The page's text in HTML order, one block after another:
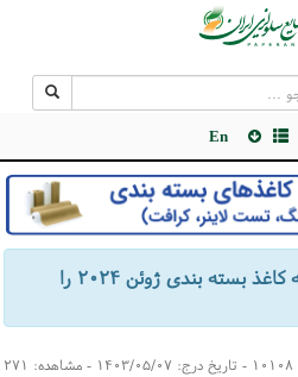
En
انجمن AF&PAگزارش ماهانه کاغذ بسته بندی ژوئن ۲۰۲۴ را